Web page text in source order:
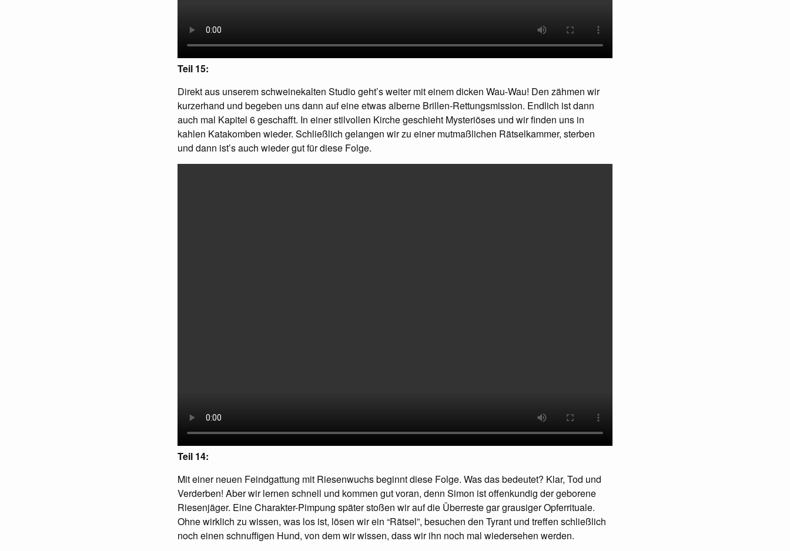
Teil 15:
Direkt aus unserem schweinekalten Studio geht’s weiter mit einem dicken Wau-Wau! Den zähmen wir
kurzerhand und begeben uns dann auf eine etwas alberne Brillen-Rettungsmission. Endlich ist dann
auch mal Kapitel 6 geschafft. In einer stilvollen Kirche geschieht Mysteriöses und wir finden uns in
kahlen Katakomben wieder. Schließlich gelangen wir zu einer mutmaßlichen Rätselkammer, sterben
und dann ist’s auch wieder gut für diese Folge.
Teil 14:
Mit einer neuen Feindgattung mit Riesenwuchs beginnt diese Folge. Was das bedeutet? Klar, Tod und
Verderben! Aber wir lernen schnell und kommen gut voran, denn Simon ist offenkundig der geborene
Riesenjäger. Eine Charakter-Pimpung später stoßen wir auf die Überreste gar grausiger Opferrituale.
Ohne wirklich zu wissen, was los ist, lösen wir ein “Rätsel”, besuchen den Tyrant und treffen schließlich
noch einen schnuffigen Hund, von dem wir wissen, dass wir ihn noch mal wiedersehen werden.